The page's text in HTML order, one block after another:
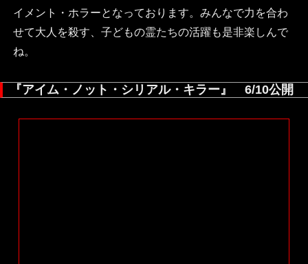
イメント・ホラーとなっております。みんなで力を合わ
せて大人を殺す、子どもの霊たちの活躍も是非楽しんで
ね。
『アイム・ノット・シリアル・キラー』 6/10公開